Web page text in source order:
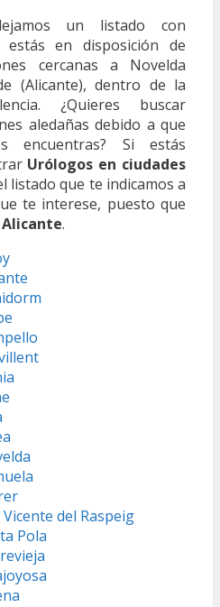
un listado con
en disposición de
cercanas a Novelda
(Alicante), dentro de la
¿Quieres buscar
aledañas debido a que
encuentras? Si estás
Urólogos en ciudades
listado que te indicamos a
te interese, puesto que
.
del Raspeig
Pola